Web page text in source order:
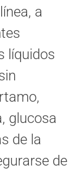
a
líquidos
glucosa
de la
de